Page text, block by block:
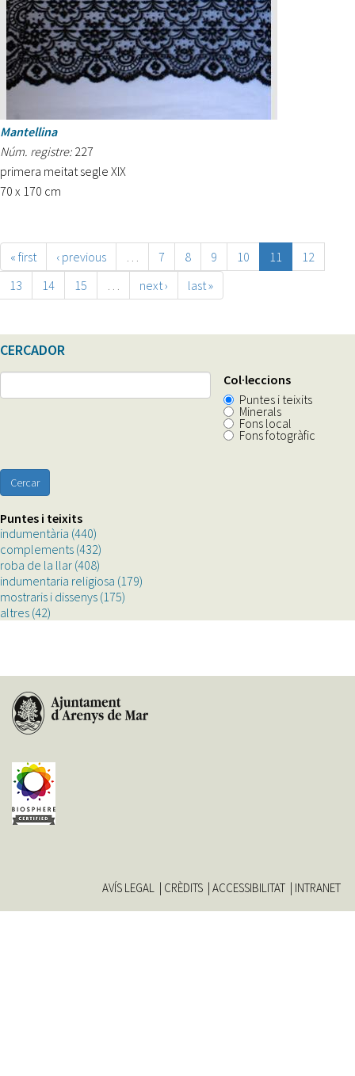
Mantellina
Núm. registre: 227
primera meitat segle XIX
70 x 170 cm
« first ‹ previous 7 8 9 10 11
12
13
14 15 next › last »
CERCADOR
Col·leccions
Puntes i teixits
Minerals
Fons local
Fons fotogràfic
Cercar
Puntes i teixits
indumentària (440)
indumentària
filter
complements (432)
filter
roba de la llar (408)
roba
de
indumentaria religiosa (179)
mostraris i dissenys (175)
altres (42)
AVÍS LEGAL CRÈDITS ACCESSIBILITAT INTRANET